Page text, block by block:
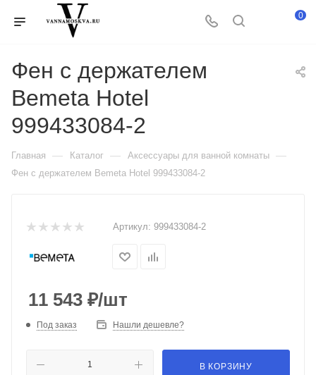
0
Фен с держателем
Bemeta Hotel
999433084-2
Главная — Каталог — Аксессуары для ванной комнаты —
Фен с держателем Bemeta Hotel 999433084-2
Артикул: 999433084-2
11 543 ₽/шт
Под заказ Нашли дешевле?
В КОРЗИНУ